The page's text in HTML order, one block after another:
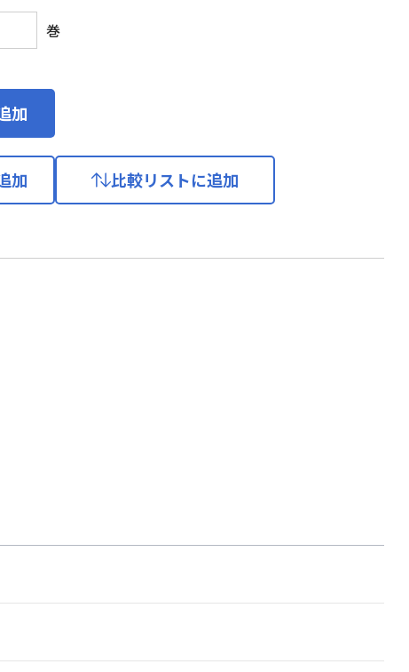
巻
加
加 比較リストに追加